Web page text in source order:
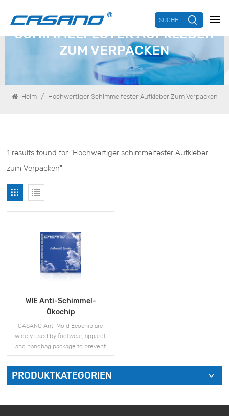
SUCHE...
HOCHWERTIGER
SCHIMMELFESTER AUFKLEBER
ZUM VERPACKEN
Heim / Hochwertiger Schimmelfester Aufkleber Zum Verpacken
1 results found for "Hochwertiger schimmelfester Aufkleber
zum Verpacken"
WIE Anti-Schimmel-
Ökochip
CASANO Anti Mold Ecochip are
widely used by footwear, apparel,
and handbag package to prevent
mold and moisture issues during
storage and shipment.
PRODUKTKATEGORIEN